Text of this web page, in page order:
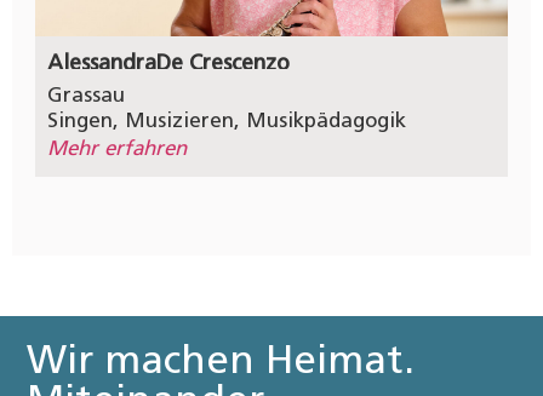
AlessandraDe Crescenzo
Grassau
Singen, Musizieren, Musikpädagogik
Mehr erfahren
Wir machen Heimat.